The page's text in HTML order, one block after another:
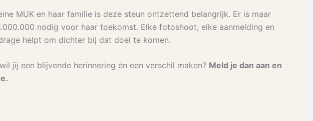
MUK en haar familie is deze steun ontzettend belangrijk. Er is maar
nodig voor haar toekomst. Elke fotoshoot, elke aanmelding en
helpt om dichter bij dat doel te komen.
jij een blijvende herinnering én een verschil maken? Meld je dan aan en